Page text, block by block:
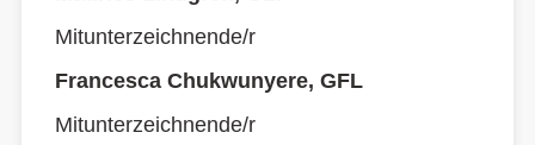
Mitunterzeichnende/r
Francesca Chukwunyere, GFL
Mitunterzeichnende/r